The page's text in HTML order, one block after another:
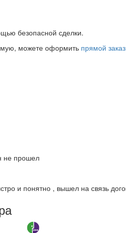
безопасной сделки.
можете оформить прямой заказ
не прошел
и понятно , вышел на связь